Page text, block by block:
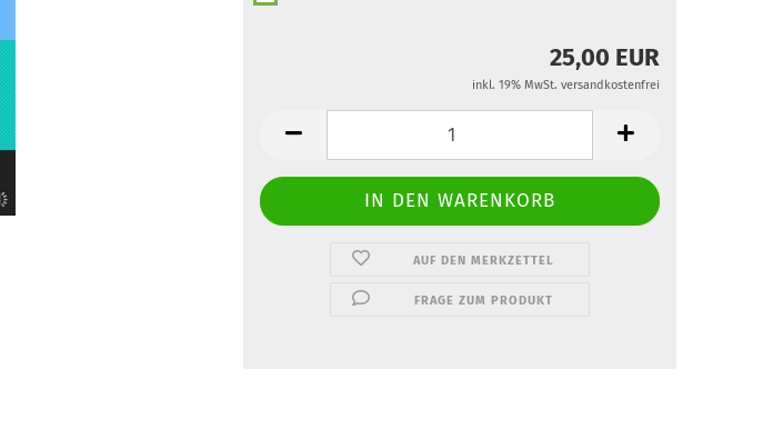
25,00 EUR
inkl. 19% MwSt. versandkostenfrei
AUF DEN MERKZETTEL
FRAGE ZUM PRODUKT